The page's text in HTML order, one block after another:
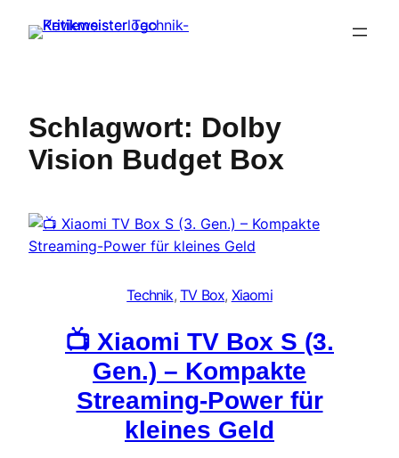
Inhalt
Schlagwort: Dolby
Vision Budget Box
Technik, TV Box, Xiaomi
📺 Xiaomi TV Box S (3.
Gen.) – Kompakte
Streaming-Power für
kleines Geld